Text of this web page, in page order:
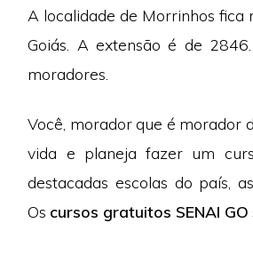
A localidade de Morrinhos fica
Goiás. A extensão é de
moradores.
Você, morador que é morador
vida e planeja fazer um
destacadas escolas do país,
Os cursos gratuitos SENAI GO